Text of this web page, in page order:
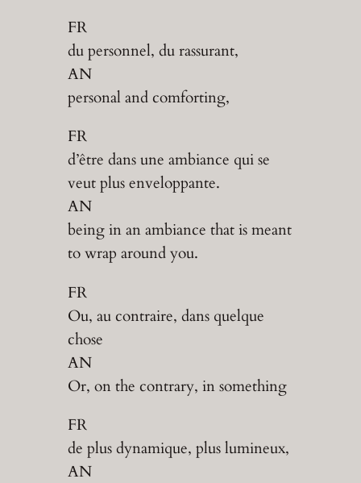
FR
du personnel, du rassurant,
AN
personal and comforting,
FR
d’être dans une ambiance qui se
veut plus enveloppante.
AN
being in an ambiance that is meant
to wrap around you.
FR
Ou, au contraire, dans quelque
chose
AN
Or, on the contrary, in something
FR
de plus dynamique, plus lumineux,
AN